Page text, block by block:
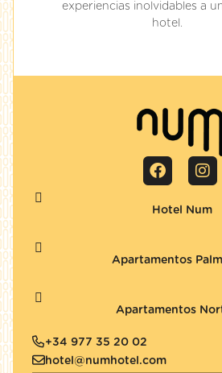
experiencias inolvidables a
hotel.
Hotel Num
Apartamentos
Apartamentos
+34 977 35 20 02
hotel@numhotel.com